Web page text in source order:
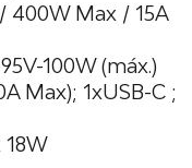
400W Max / 15A
100W (máx.)
Max); 1xUSB-C ;
18W